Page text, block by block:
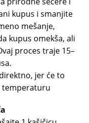
kupus i smanjite
mešanje,
kupus omekša, ali
proces traje 15–
jer će to
temperaturu